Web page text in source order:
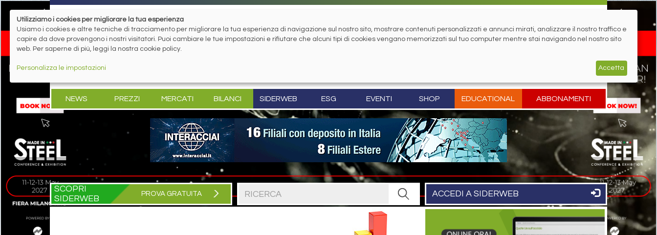
NEWS PREZZI MERCATI BILANCI SIDERWEB ESG EVENTI SHOP EDUCATIONAL ABBONAMENTI
SCOPRI
SIDERWEB
PROVA GRATUITA ACCEDI A SIDERWEB
Utilizziamo i cookies per migliorare la tua esperienza
Usiamo i cookies e altre tecniche di tracciamento per migliorare la tua esperienza di navigazione sul nostro sito, mostrare contenuti personalizzati e annunci mirati, analizzare il nostro traffico e
capire da dove provengono i nostri visitatori. Puoi cambiare le tue impostazioni e rifiutare che alcuni tipi di cookies vengano memorizzati sul tuo computer mentre stai navigando nel nostro sito
web. Per saperne di più, leggi la nostra cookie policy.
Personalizza le impostazioni Accetta